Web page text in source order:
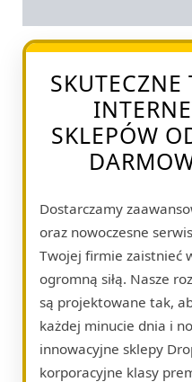
SKUTECZNE
SKLEPÓW
Dostarczamy
oraz nowoczesne
Twojej firmie zaistnieć
ogromną siłą. Nasze
są projektowane tak,
każdej minucie dnia i
innowacyjne sklepy
korporacyjne klasy